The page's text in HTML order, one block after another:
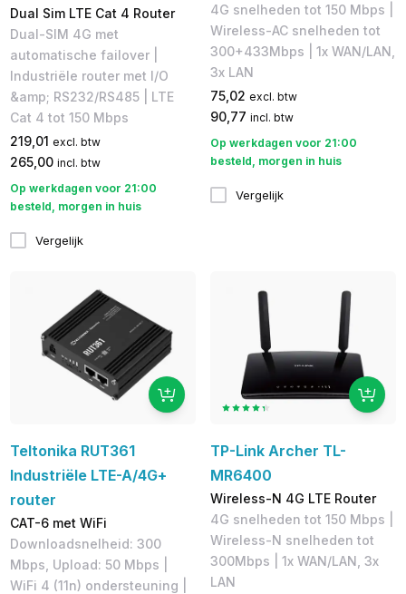
Dual Sim LTE Cat 4 Router
Dual-SIM 4G met
automatische failover |
Industriële router met I/O
&amp; RS232/RS485 | LTE
Cat 4 tot 150 Mbps
219,01 excl. btw
265,00 incl. btw
Op werkdagen voor 21:00
besteld, morgen in huis
Vergelijk
4G snelheden tot 150 Mbps​ |
Wireless-AC snelheden tot
300+433Mbps | 1x WAN/LAN,
3x LAN
75,02 excl. btw
90,77 incl. btw
Op werkdagen voor 21:00
besteld, morgen in huis
Vergelijk
Teltonika RUT361
Industriële LTE-A/4G+
router
CAT-6 met WiFi
Downloadsnelheid: 300
Mbps, Upload: 50 Mbps |
WiFi 4 (11n) ondersteuning |
TP-Link Archer TL-
MR6400
Wireless-N 4G LTE Router
4G snelheden tot 150 Mbps​ |
Wireless-N snelheden tot
300Mbps | 1x WAN/LAN, 3x
LAN